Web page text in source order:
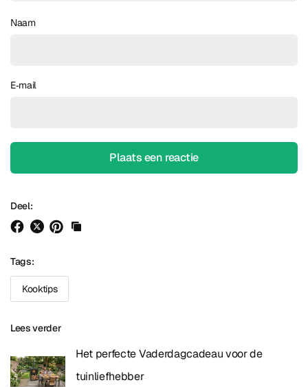
Naam
E‑mail
Deel:
Tags:
Kooktips
Lees verder
Het perfecte Vaderdagcadeau voor de
tuinliefhebber